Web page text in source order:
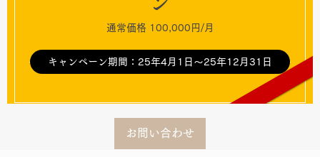
通常価格 100,000円/月
キャンペーン期間：25年4月1日〜25年12月31日
お問い合わせ